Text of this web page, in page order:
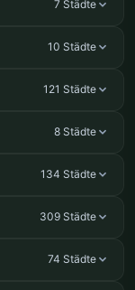
7 Städte
10 Städte
121 Städte
8 Städte
134 Städte
309 Städte
74 Städte